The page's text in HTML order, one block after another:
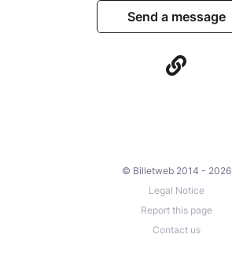
Send a message
© Billetweb 2014 - 2026
Legal Notice
Report this page
Contact us